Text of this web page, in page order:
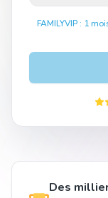
FAMILYVIP : 1
Des